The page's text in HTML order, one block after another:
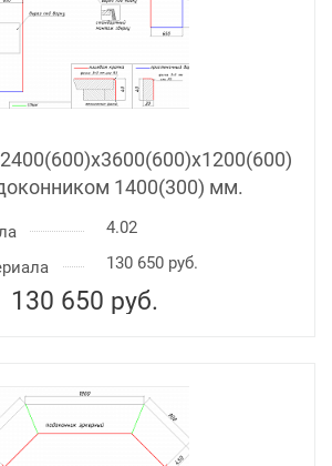
1400(300) мм.
4.02
130 650 руб.
130 650 руб.